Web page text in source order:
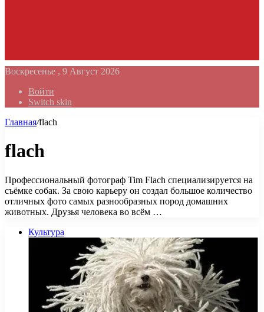
Воскресенье , 9 Август 2026
Войти
Switch skin
Главная/flach
flach
Профессиональный фотограф Tim Flach специализируется на
съёмке собак. За свою карьеру он создал большое количество
отличных фото самых разнообразных пород домашних
животных. Друзья человека во всём …
Культура